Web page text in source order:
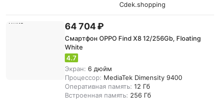
Cdek.shopping
64 704 ₽
Смартфон OPPO Find X8 12/256Gb, Floating
White
4.7
Экран: 6 дюйм
Процессор: MediaTek Dimensity 9400
Оперативная память: 12 Гб
Встроенная память: 256 Гб